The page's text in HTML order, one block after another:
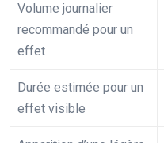
Volume journalier
recommandé pour un
effet
Durée estimée pour un
effet visible